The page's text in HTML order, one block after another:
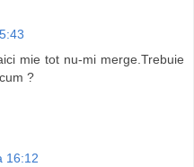
mie tot nu-mi merge.Trebuie
?
16:12